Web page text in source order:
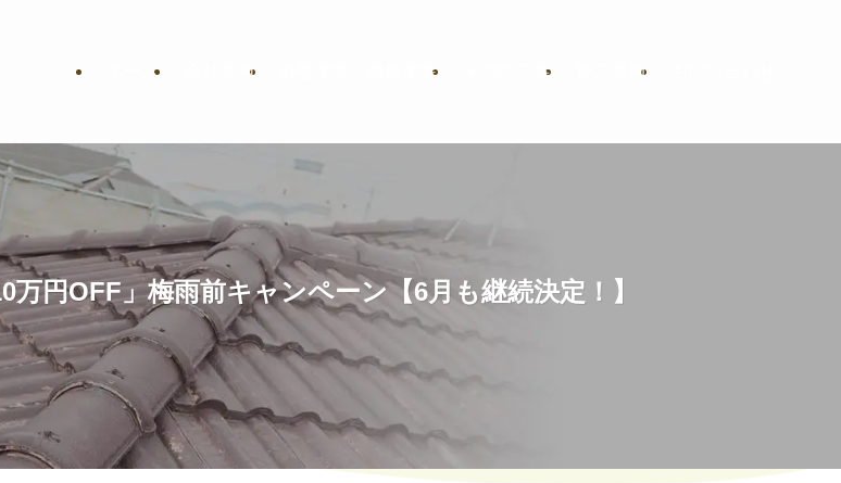
ホーム 会社案内 外壁塗装・屋根塗装 その他工事 施工事例
円OFF」梅雨前キャンペーン【6月も継続決定！】